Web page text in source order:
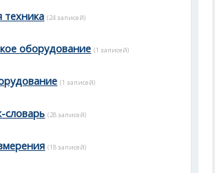
техника (24 записей)
оборудование (1 записей)
(1 записей)
словарь (28 записей)
(18 записей)